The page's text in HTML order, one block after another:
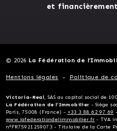
et
© 2026 La Fédération de
Mentions légales Politique de
Victoria-Real, SAS au capital social de
La Fédération de l’Immobilier - Siège
Paris, 75008 (France) - +33 3 88 62 97 69 -
www.lafederationdelimmobilier.fr- TVA
n°FR75921259073 - Titulaire de la Carte